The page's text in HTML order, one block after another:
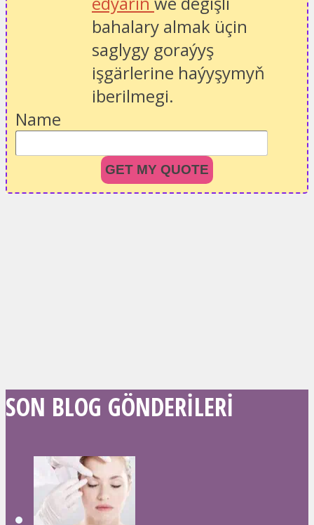
bahalary almak üçin
saglygy goraýyş
işgärlerine haýyşymyň
iberilmegi.
Name
GET MY QUOTE
SON BLOG GÖNDERILERI